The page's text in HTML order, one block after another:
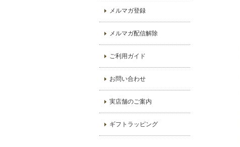
メルマガ登録
メルマガ配信解除
ご利用ガイド
お問い合わせ
実店舗のご案内
ギフトラッピング